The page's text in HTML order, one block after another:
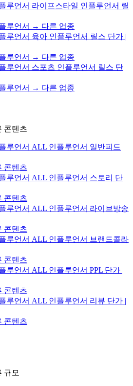
루언서 라이프스타일 인플루언서 릴
루언서 → 다른 업종
루언서 육아 인플루언서 릴스 단가 |
루언서 → 다른 업종
루언서 스포츠 인플루언서 릴스 단
루언서 → 다른 업종
콘텐츠
루언서 ALL 인플루언서 일반피드
콘텐츠
루언서 ALL 인플루언서 스토리 단
콘텐츠
루언서 ALL 인플루언서 라이브방송
콘텐츠
루언서 ALL 인플루언서 브랜드콜라
콘텐츠
루언서 ALL 인플루언서 PPL 단가 |
콘텐츠
루언서 ALL 인플루언서 리뷰 단가 |
콘텐츠
규모